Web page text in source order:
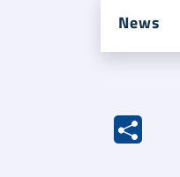
News